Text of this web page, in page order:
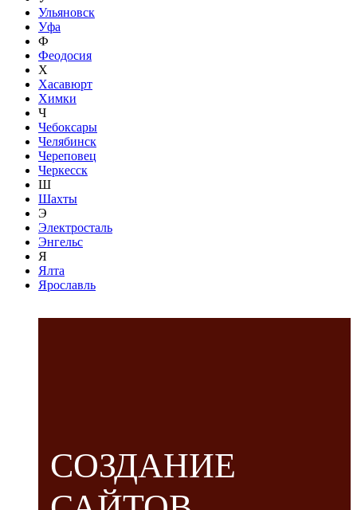
Ульяновск
Уфа
Ф
Феодосия
Х
Хасавюрт
Химки
Ч
Чебоксары
Челябинск
Череповец
Черкесск
Ш
Шахты
Э
Электросталь
Энгельс
Я
Ялта
Ярославль
СОЗДАНИЕ